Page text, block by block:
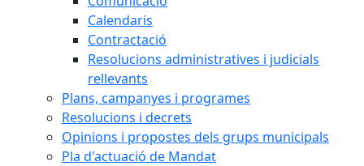
Calendaris
Contractació
Resolucions administratives i judicials
rellevants
Plans, campanyes i programes
Resolucions i decrets
Opinions i propostes dels grups municipals
Pla d'actuació de Mandat